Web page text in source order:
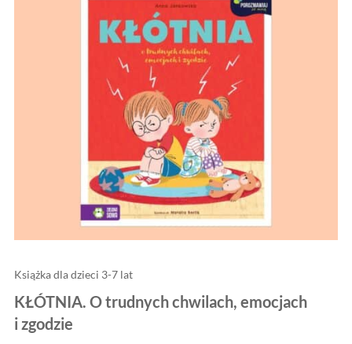
Książka dla dzieci 3-7 lat
KŁÓTNIA. O trudnych chwilach, emocjach
i zgodzie